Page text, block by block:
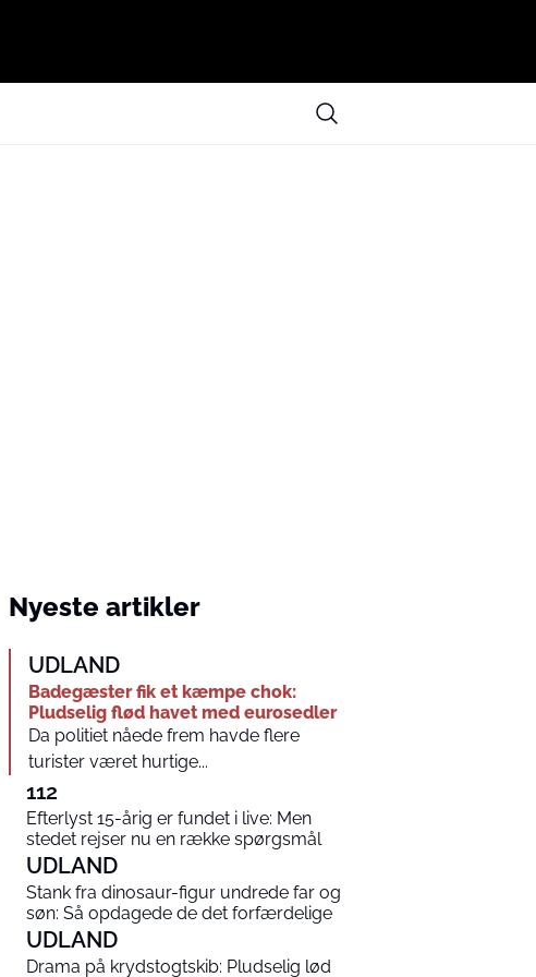
Nyeste artikler
UDLAND
Badegæster fik et kæmpe chok:
Pludselig flød havet med eurosedler
Da politiet nåede frem havde flere
turister været hurtige...
112
Efterlyst 15-årig er fundet i live: Men
stedet rejser nu en række spørgsmål
UDLAND
Stank fra dinosaur-figur undrede far og
søn: Så opdagede de det forfærdelige
UDLAND
Drama på krydstogtskib: Pludselig lød